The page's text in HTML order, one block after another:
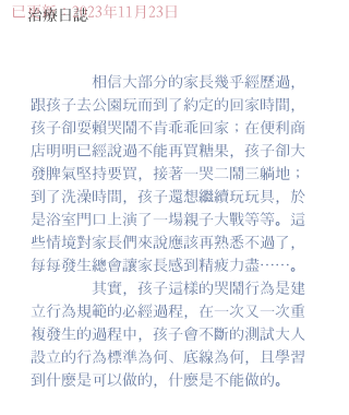
治療日誌
已更新：2023年11月23日
相信大部分的家長幾乎經歷過，
跟孩子去公園玩而到了約定的回家時間，
孩子卻耍賴哭鬧不肯乖乖回家；在便利商
店明明已經說過不能再買糖果，孩子卻大
發脾氣堅持要買，接著一哭二鬧三躺地；
到了洗澡時間，孩子還想繼續玩玩具，於
是浴室門口上演了一場親子大戰等等。這
些情境對家長們來說應該再熟悉不過了，
每每發生總會讓家長感到精疲力盡⋯⋯。
立行為規範的必經過程，在一次又一次重
複發生的過程中，孩子會不斷的測試大人
設立的行為標準為何、底線為何，且學習
到什麼是可以做的，什麼是不能做的。